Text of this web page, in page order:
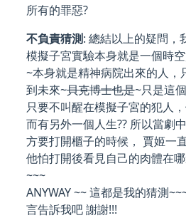
所有的罪惡?
不負責猜測: 總結以上的疑問，
模擬子宮實驗本身就是一個時
~本身就是精神病院出來的人，
到未來~貝克博士也是~只是這
只要不叫醒在模擬子宮的犯人
而有另外一個人生?? 所以當劇
方要打開櫃子的時候， 賈姬一
他怕打開後看見自己的肉體在
~~~
ANYWAY ~~ 這都是我的猜測
言告訴我吧 謝謝!!!